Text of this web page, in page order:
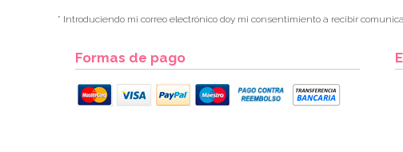
* Introduciendo mi correo electrónico doy mi consentimiento a recibir
Formas de pago